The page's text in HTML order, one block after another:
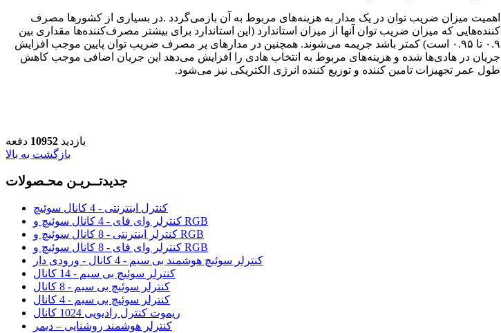
اهمیت میزان ضریب توان در یک مدار به هزینه‌های مربوط به آن بازمی‌گردد .در بسیاری از کشورها مصرف
کننده‌هایی که میزان ضریب توان آنها از میزان استاندارد (این استاندارد برای بیشتر مصرف‌کننده‌ها مقداری بین
۰.۹ تا ۰.۹۵ است) کمتر باشد جریمه می‌شوند. همچنین در مدارهای پر مصرف ضریب توان پایین موجب افزایش
جریان در هادی‌ها شده و هزینه‌های مربوط به انتخاب هادی را افزایش می‌دهد این جریان اضافی موجب کاهش
طول عمر تجهیزات تامین کننده و توزیع کننده انرژی الکتریکی نیز می‌شود.
بازدید 10952 دفعه
بازگشت به بالا
جدیدتــریـن محـصولات
کنترل اینترنتی - 4 کانال سوئیچ
کنترلر وای فای - 4 کانال سوئیچ و RGB
کنترلر اینترنتی - 8 کانال سوئیچ و RGB
کنترلر وای فای - 8 کانال سوئیچ و RGB
کنترلر سوئیچ هوشمند بی سیم - 4 کانال - ورودی دار
کنترلر سوئیچ بی سیم - 14 کانال
کنترلر سوئیچ بی سیم - 8 کانال
کنترلر سوئیچ بی سیم - 4 کانال
ریموت کنترل رادیویی 1024 کانال
کنترلر هوشمند روشنایی – دیمر